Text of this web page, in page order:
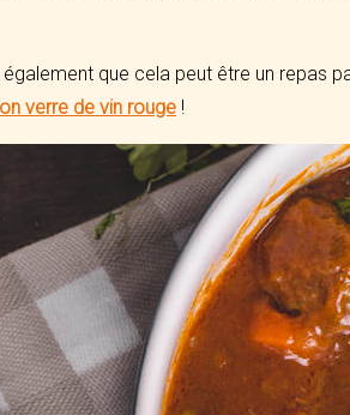
que cela peut être un repas
verre de vin rouge !